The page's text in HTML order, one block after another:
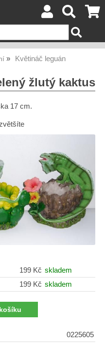
Květináč leguán
žlutý kaktus
17 cm.
199 Kč skladem
199 Kč skladem
0225605